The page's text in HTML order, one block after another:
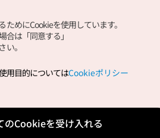
Organization All Rights
ール
めにCookieを使用しています。
合は「同意する」
い。
用目的についてはCookieポリシー
のCookieを受け入れる